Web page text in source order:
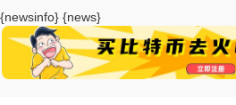
{newsinfo} {news}